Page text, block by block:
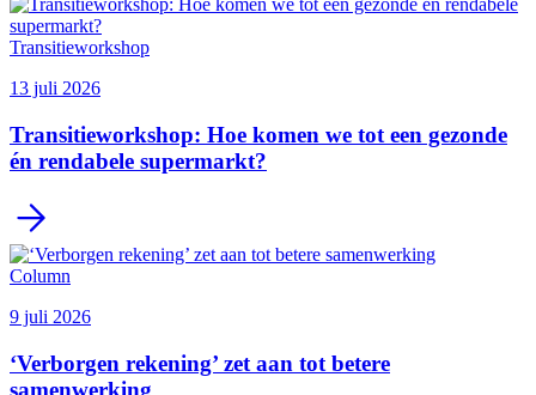
Transitieworkshop
13 juli 2026
Transitieworkshop: Hoe komen we tot een gezonde
én rendabele supermarkt?
Column
9 juli 2026
‘Verborgen rekening’ zet aan tot betere
samenwerking